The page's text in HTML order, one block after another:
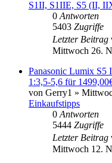
S1II, S1IIE, S5 (II,
0 Antworten
5403 Zugriffe
Letzter Beitrag
Mittwoch 26.
Panasonic Lumix S5
1:3,5-5,6 für
von Gerry1 »
Einkaufstipps
0 Antworten
5444 Zugriffe
Letzter Beitrag
Mittwoch 12.